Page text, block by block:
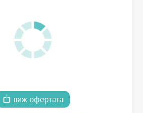
виж офертата